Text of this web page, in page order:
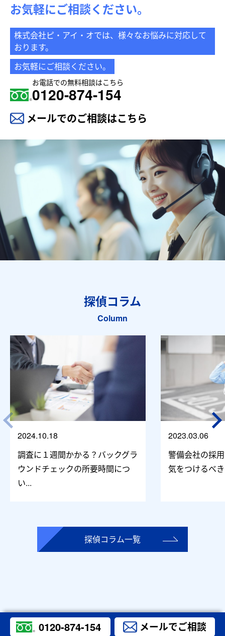
お気軽にご相談ください。
株式会社ピ・アイ・オでは、様々なお悩みに対応して
おります。
お気軽にご相談ください。
お電話での無料相談はこちら
0120-874-154
メールでのご相談はこちら
探偵コラム
Column
2024.10.18
調査に１週間かかる？バックグラ
ウンドチェックの所要時間につ
い...
2023.03.06
警備会社の採
気をつけるべ
探偵コラム一覧
0120-874-154 メールでご相談